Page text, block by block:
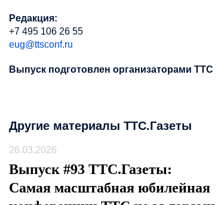
Редакция:
+7 495 106 26 55
eug@ttsconf.ru
Выпуск подготовлен организаторами ТТС
Другие материалы ТТС.Газеты
26.03.2026
Выпуск #93 ТТС.Газеты:
Самая масштабная юбилейная